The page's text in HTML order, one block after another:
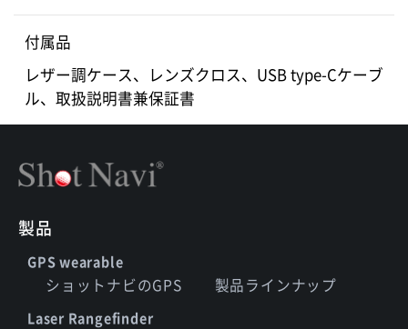
付属品
レザー調ケース、レンズクロス、USB type-Cケーブ
ル、取扱説明書兼保証書
製品
GPS wearable
ショットナビのGPS 製品ラインナップ
Laser Rangefinder